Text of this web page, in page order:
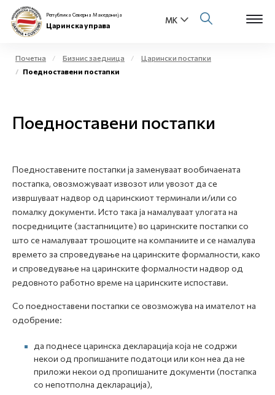
Физички лица
Е-Царина
Медиа центар
Контакт
Е-Весник
Република Северна Македонија
Царинска управа
Почетна Бизнис заедница
Царински постапки
Поедноставени постапки
Поедноставени постапки
Поедноставените постапки ја заменуваат вообичаената
постапка, овозможуваат извозот или увозот да се
извршуваат надвор од царинскиот терминали и/или со
помалку документи. Исто така ја намалуваат улогата на
посредниците (застапниците) во царинските постапки со
што се намалуваат трошоците на компаниите и се намалува
времето за спроведување на царинските формалности, како
и спроведување на царинските формалности надвор од
редовното работно време на царинските испостави.
Со поедноставени постапки се овозможува на имателот на
одобрение:
да поднесе царинска декларација која не содржи
некои од пропишаните податоци или кон неа да не
приложи некои од пропишаните документи (постапка
со непотполна декларација),